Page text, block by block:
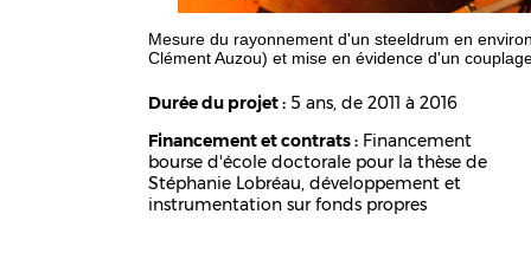
Mesure du rayonnement d'un steeldrum en
Clément Auzou) et mise en évidence d'un
Durée du projet : 5 ans, de 2011 à 2016
Financement et contrats : Financement
bourse d'école doctorale pour la thèse de
Stéphanie Lobréau, développement et
instrumentation sur fonds propres